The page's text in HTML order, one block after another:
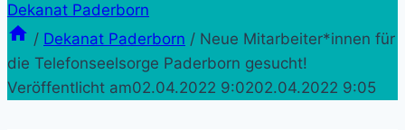
Dekanat Paderborn
/ Dekanat Paderborn / Neue Mitarbeiter*innen für
die Telefonseelsorge Paderborn gesucht!
Veröffentlicht am02.04.2022 9:0202.04.2022 9:05